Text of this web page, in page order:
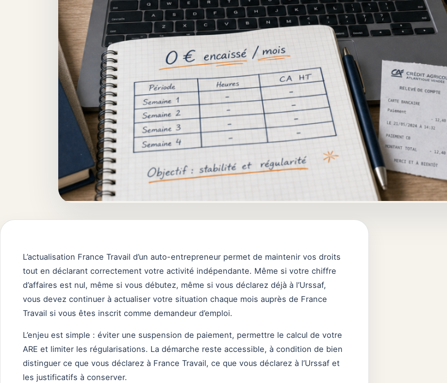
L’actualisation France Travail d’un auto-entrepreneur permet de maintenir vos droits
tout en déclarant correctement votre activité indépendante. Même si votre chiffre
d’affaires est nul, même si vous débutez, même si vous déclarez déjà à l’Urssaf,
vous devez continuer à actualiser votre situation chaque mois auprès de France
Travail si vous êtes inscrit comme demandeur d’emploi.
L’enjeu est simple : éviter une suspension de paiement, permettre le calcul de votre
ARE et limiter les régularisations. La démarche reste accessible, à condition de bien
distinguer ce que vous déclarez à France Travail, ce que vous déclarez à l’Urssaf et
les justificatifs à conserver.